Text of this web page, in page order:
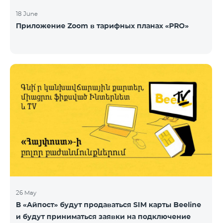
18 June
Приложение Zoom в тарифных планах «PRO»
26 May
В «Айпост» будут продаваться SIM карты Beeline
и будут приниматься заявки на подключение